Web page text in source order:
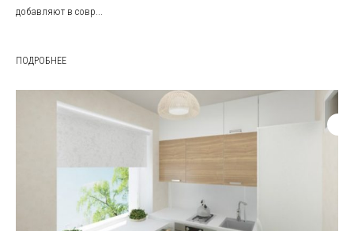
добавляют в совр...
ПОДРОБНЕЕ